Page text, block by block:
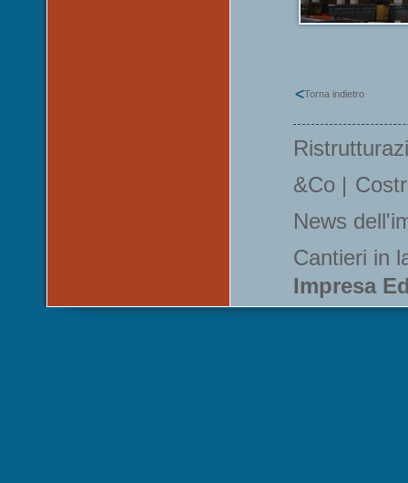
Torna indietro
&Co |
News
Cantieri in
Impresa